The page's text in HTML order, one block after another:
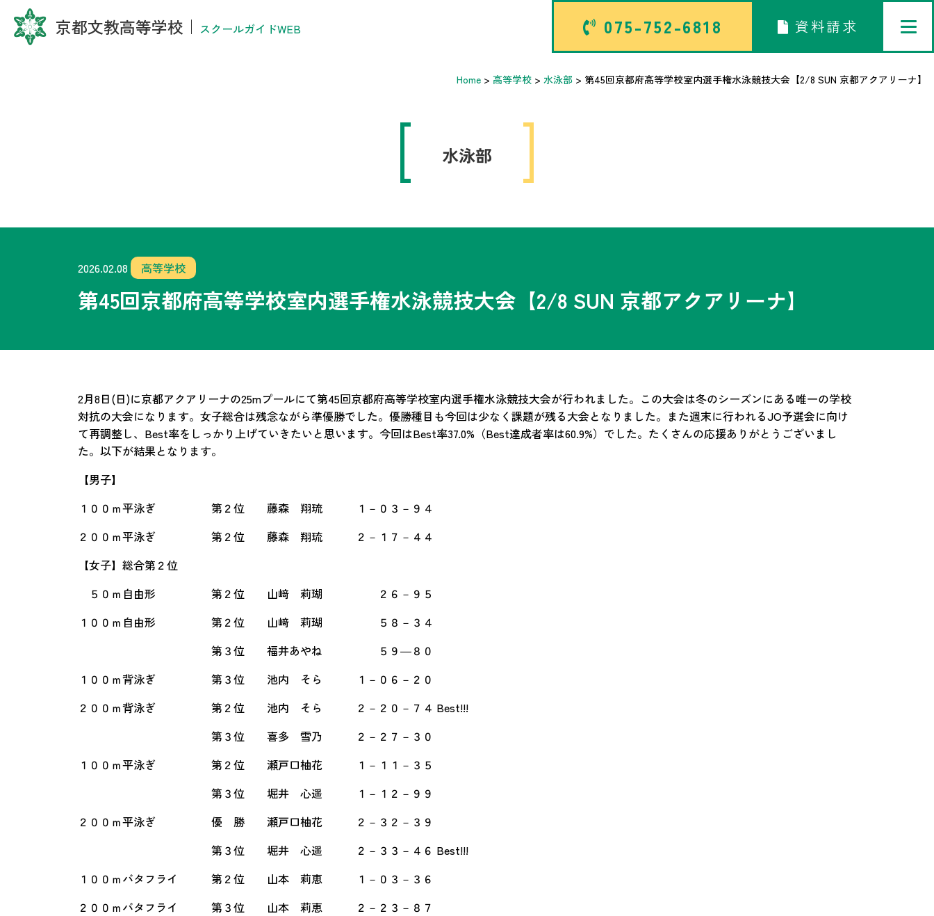
京都文教高等学校 ｜ スクールガイドWEB 075-752-6818 資料請求
Home > 高等学校 > 水泳部 > 第45回京都府高等学校室内選手権水泳競技大会【2/8 SUN 京都アクアリーナ】
水泳部
2026.02.08 高等学校
第45回京都府高等学校室内選手権水泳競技大会【2/8 SUN 京都アクアリーナ】
2月8日(日)に京都アクアリーナの25mプールにて第45回京都府高等学校室内選手権水泳競技大会が行われました。この大会は冬のシーズンにある唯一の学校
対抗の大会になります。女子総合は残念ながら準優勝でした。優勝種目も今回は少なく課題が残る大会となりました。また週末に行われるJO予選会に向け
て再調整し、Best率をしっかり上げていきたいと思います。今回はBest率37.0%（Best達成者率は60.9%）でした。たくさんの応援ありがとうございまし
た。以下が結果となります。
【男子】
１００ｍ平泳ぎ 第２位 藤森 翔琉 １－０３－９４
２００ｍ平泳ぎ 第２位 藤森 翔琉 ２－１７－４４
【女子】総合第２位
５０ｍ自由形 第２位 山﨑 莉瑚 ２６－９５
１００ｍ自由形 第２位 山﨑 莉瑚 ５８－３４
第３位 福井あやね ５９―８０
１００ｍ背泳ぎ 第３位 池内 そら １－０６－２０
２００ｍ背泳ぎ 第２位 池内 そら ２－２０－７４ Best!!!
第３位 喜多 雪乃 ２－２７－３０
１００ｍ平泳ぎ 第２位 瀬戸口柚花 １－１１－３５
第３位 堀井 心遥 １－１２－９９
２００ｍ平泳ぎ 優 勝 瀬戸口柚花 ２－３２－３９
第３位 堀井 心遥 ２－３３－４６ Best!!!
１００ｍバタフライ 第２位 山本 莉恵 １－０３－３６
２００ｍバタフライ 第３位 山本 莉恵 ２－２３－８７